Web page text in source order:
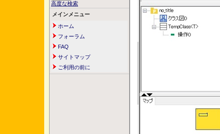
高度な検索
メインメニュー
ホーム
フォーラム
FAQ
サイトマップ
ご利用の前に